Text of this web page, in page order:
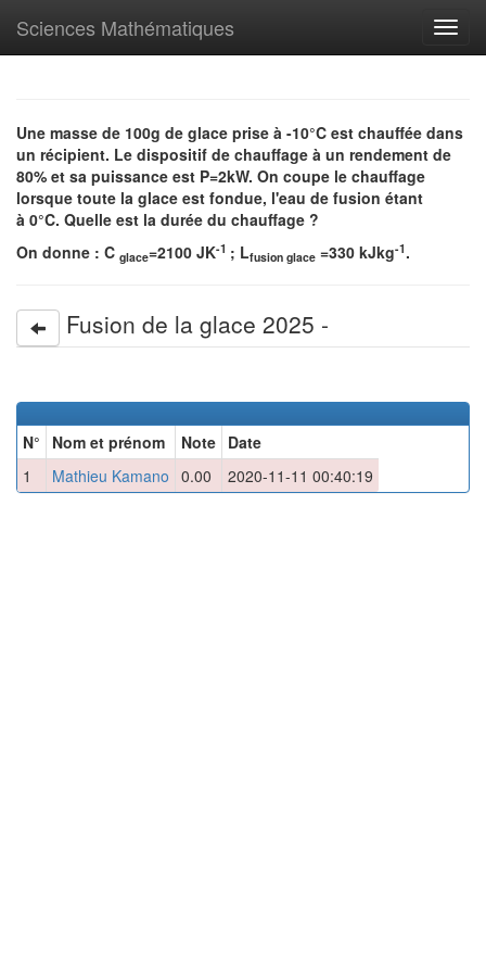
Sciences Mathématiques
Une masse de 100g de glace prise à -10°C est chauffée dans
un récipient. Le dispositif de chauffage à un rendement de
80% et sa puissance est P=2kW. On coupe le chauffage
lorsque toute la glace est fondue, l'eau de fusion étant
à 0°C. Quelle est la durée du chauffage ?
On donne : C glace=2100 JK-1 ; Lfusion glace =330 kJkg-1 .
Fusion de la glace 2025 -
N° Nom et prénom Note Date
1
Mathieu Kamano 0.00 2020-11-11 00:40:19